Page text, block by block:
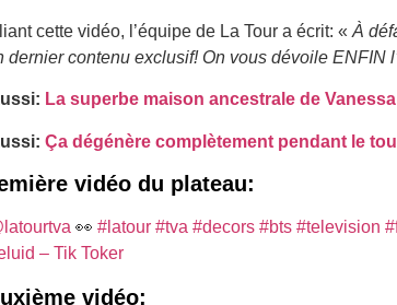
cette vidéo, l’équipe de La Tour a écrit: « À
dernier contenu exclusif! On vous dévoile ENFIN
La superbe maison ancestrale de
Ça dégénère complètement pendant le
vidéo du plateau:
👀 #latour #tva #decors #bts #television
– Tik Toker
vidéo: